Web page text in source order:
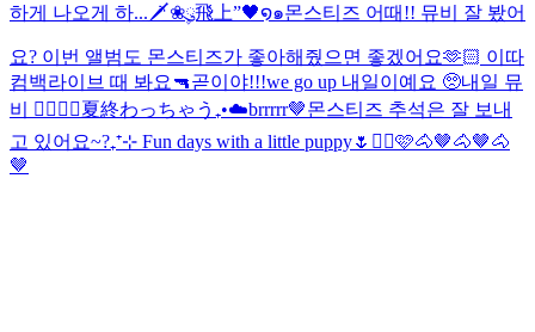
하게 나오게 하... 🗡️❀ུ۪飛上”🖤໑๑몬스티즈 어때!! 뮤비 잘 봤어
요? 이번 앨범도 몬스티즈가 좋아해줬으면 좋겠어요🫶🏻 이따
컴백라이브 때 봐요🔫곧이야!!!we go up 내일이예요 🥺내일 뮤
비 ❤️‍🔥❤️‍🔥夏終わっちゃう₊•☁️brrrrr🤎몬스티즈 추석은 잘 보내
고 있어요~?₊⁺⊹ Fun days with a little puppy🌷 ✌🏻🩷🐴🤎🐴🤎🐴
🤎